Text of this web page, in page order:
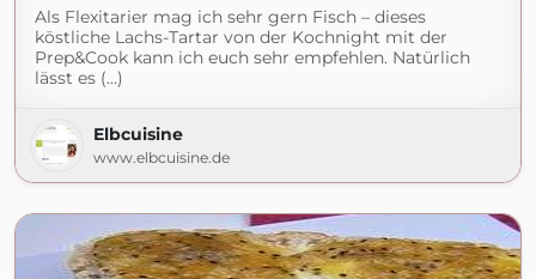
Als Flexitarier mag ich sehr gern Fisch – dieses
köstliche Lachs-Tartar von der Kochnight mit der
Prep&Cook kann ich euch sehr empfehlen. Natürlich
lässt es (...)
Elbcuisine
www.elbcuisine.de